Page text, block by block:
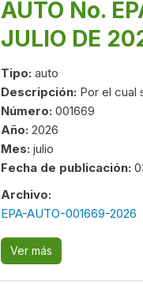
AUTO No.
JULIO DE
Tipo: auto
Descripción: Por el cual
Número: 001669
Año: 2026
Mes: julio
Fecha de publicación:
Archivo:
EPA-AUTO-001669-2026
Ver más